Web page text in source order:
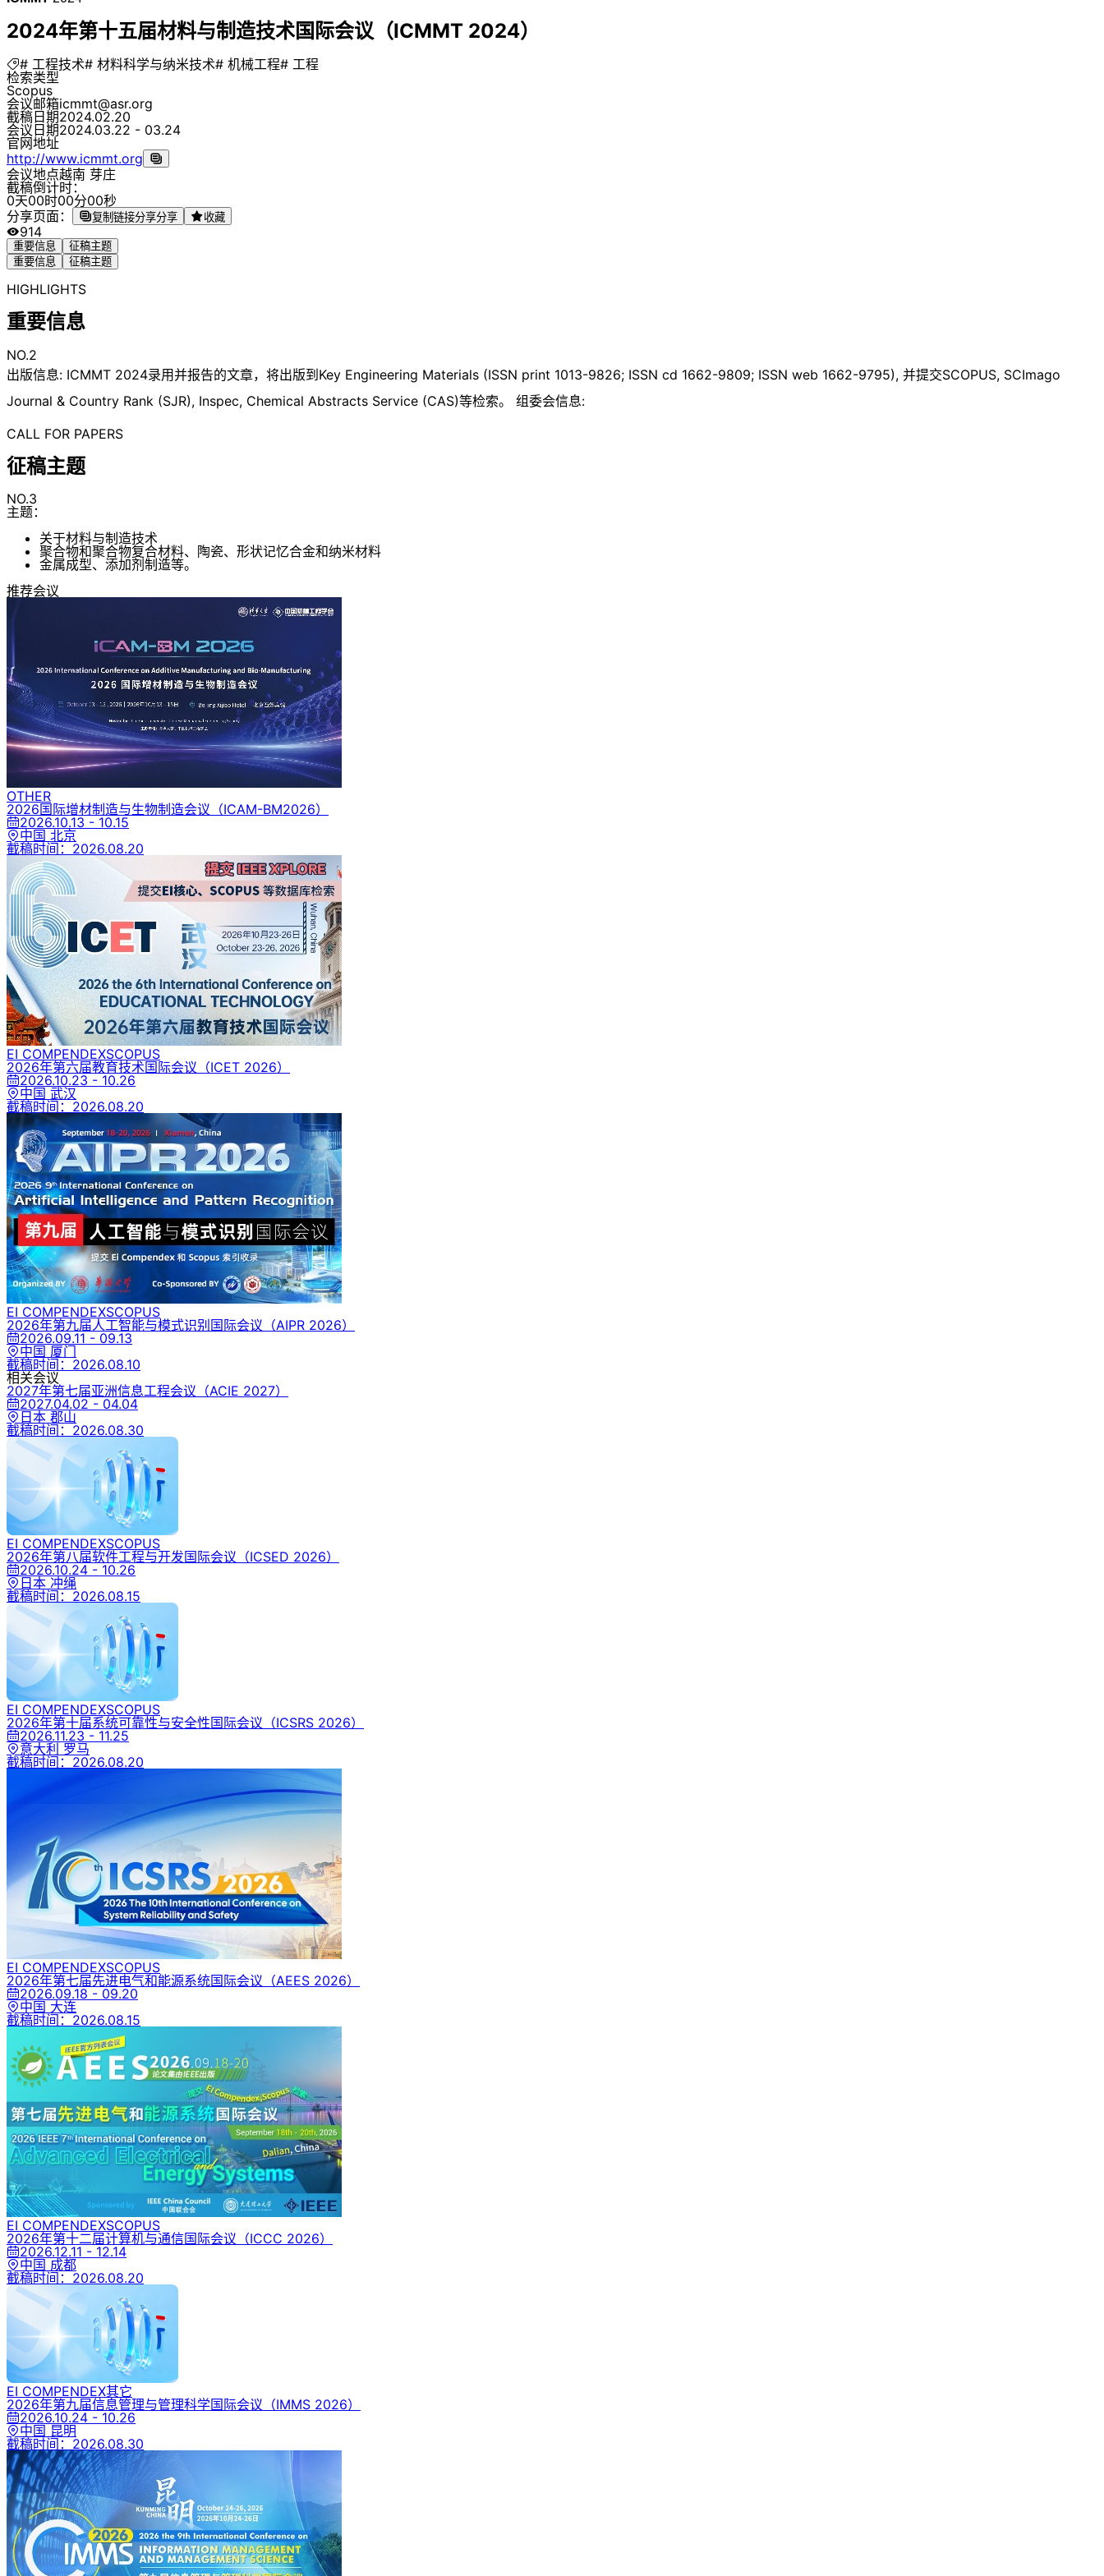
2024年第十五届材料与制造技术国际会议（ICMMT 2024）
# 工程技术# 材料科学与纳米技术# 机械工程# 工程
检索类型
Scopus
会议邮箱icmmt@asr.org
截稿日期2024.02.20
会议日期2024.03.22 - 03.24
官网地址
http://www.icmmt.org
会议地点越南 芽庄
截稿倒计时：
0天00时00分00秒
分享页面：
复制链接分享分享 收藏
914
重要信息
征稿主题
重要信息
征稿主题
HIGHLIGHTS
重要信息
NO.2
出版信息: ICMMT 2024录用并报告的文章，将出版到Key Engineering Materials (ISSN print 1013-9826; ISSN cd 1662-9809; ISSN web 1662-9795), 并提交SCOPUS, SCImago
Journal & Country Rank (SJR), Inspec, Chemical Abstracts Service (CAS)等检索。 组委会信息:
CALL FOR PAPERS
征稿主题
NO.3
主题：
关于材料与制造技术
聚合物和聚合物复合材料、陶瓷、形状记忆合金和纳米材料
金属成型、添加剂制造等。
推荐会议
OTHER
2026国际增材制造与生物制造会议 （ICAM-BM2026）
2026.10.13 - 10.15
中国 北京
截稿时间： 2026.08.20
EI COMPENDEXSCOPUS
2026年第六届教育技术国际会议 （ICET 2026）
2026.10.23 - 10.26
中国 武汉
截稿时间： 2026.08.20
EI COMPENDEXSCOPUS
2026年第九届人工智能与模式识别国际会议 （AIPR 2026）
2026.09.11 - 09.13
中国 厦门
截稿时间： 2026.08.10
相关会议
2027年第七届亚洲信息工程会议 （ACIE 2027）
2027.04.02 - 04.04
日本 郡山
截稿时间： 2026.08.30
EI COMPENDEXSCOPUS
2026年第八届软件工程与开发国际会议 （ICSED 2026）
2026.10.24 - 10.26
日本 冲绳
截稿时间： 2026.08.15
EI COMPENDEXSCOPUS
2026年第十届系统可靠性与安全性国际会议 （ICSRS 2026）
2026.11.23 - 11.25
意大利 罗马
截稿时间： 2026.08.20
EI COMPENDEXSCOPUS
2026年第七届先进电气和能源系统国际会议 （AEES 2026）
2026.09.18 - 09.20
中国 大连
截稿时间： 2026.08.15
EI COMPENDEXSCOPUS
2026年第十二届计算机与通信国际会议 （ICCC 2026）
2026.12.11 - 12.14
中国 成都
截稿时间： 2026.08.20
EI COMPENDEX其它
2026年第九届信息管理与管理科学国际会议 （IMMS 2026）
2026.10.24 - 10.26
中国 昆明
截稿时间： 2026.08.30